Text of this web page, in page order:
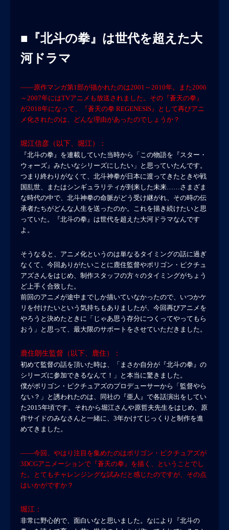
■『北斗の拳』は世代を超えた大
河ドラマ
――原作マンガ第1部が描かれたのは2001～2010年。また2006
～2007年にはTVアニメも放送されました。その『蒼天の拳』
が2018年になって、『蒼天の拳 REGENESIS』として再びアニ
メ化されたのは、どんな理由があったのでしょうか？
堀江信彦（以下、堀江）：
『北斗の拳』を連載していた当時から「この物語を『スター・
ウォーズ』みたいなシリーズにしたい」と思っていたんです。
つまり終わりがなくて、北斗神拳が日本に渡ってきたときや戦
国乱世、またはシンギュラリティが到来した未来……さまざま
な時代の中で、北斗神拳の命脈がどう受け継がれ、その時の伝
承者たちがどんな人生を送ったのか。これを描き続けたいと思
っていた。『北斗の拳』は世代を超えた大河ドラマなんです
よ。
そうなると、アニメ化というのは単なるタイミングの話に過ぎ
なくて、今回ありがたいことに鹿住監督やポリゴン・ピクチュ
アズさんをはじめ、制作スタッフの方々のタイミングがちょう
ど上手く合致した。
前回のアニメが途中までしか描いていなかったので、いつかケ
リを付けたいという気持ちもありましたが、今回再びアニメを
やろうと決めたときに「じゃあ思う存分につくってやってもら
おう」と思って、最大限のサポートをさせていただきました。
鹿住朗生監督（以下、鹿住）：
初めて監督の話を頂いた時は、「まさか自分が『北斗の拳』の
シリーズに参加できるなんて！」と本当に驚きました。
僕がポリゴン・ピクチュアズのプロデューサーから「監督やら
ない？」と誘われたのは、同社の『亜人』で各話演出をしてい
た2015年頃です。それから堀江さんや原哲夫先生をはじめ、原
作サイドのみなさんと一緒に、3年かけてじっくりと制作を進
めてきました。
――今回、やはり注目を集めたのはポリゴン・ピクチュアズが
3DCGアニメーションで『蒼天の拳』を描く、ということでし
た。とてもチャレンジングな試みだと感じたのですが、その点
はいかがですか？
堀江：
非常に野心的で、面白いなと思いました。なにより『北斗の